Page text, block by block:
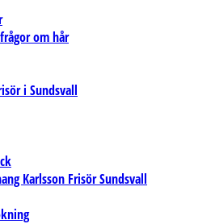
om hår
i Sundsvall
Karlsson Frisör Sundsvall